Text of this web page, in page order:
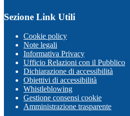
Sezione Link Utili
Cookie policy
Note legali
Informativa Privacy
Ufficio Relazioni con il Pubblico
Dichiarazione di accessibilità
Obiettivi di accessibilità
Whistleblowing
Gestione consensi cookie
Amministrazione trasparente